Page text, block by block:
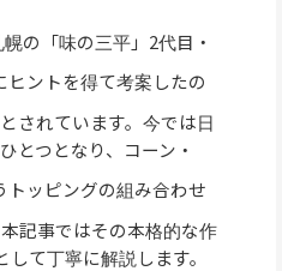
の「味の三平」2代目・
ヒントを得て考案したの
されています。今では日
とつとなり、コーン・
トッピングの組み合わせ
記事ではその本格的な作
て丁寧に解説します。